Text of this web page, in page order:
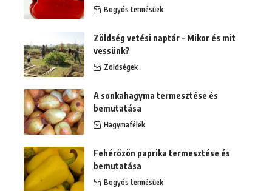
Bogyós termésűek
Zöldség vetési naptár – Mikor és mit
vessünk?
Zöldségek
A sonkahagyma termesztése és
bemutatása
Hagymafélék
Fehérözön paprika termesztése és
bemutatása
Bogyós termésűek